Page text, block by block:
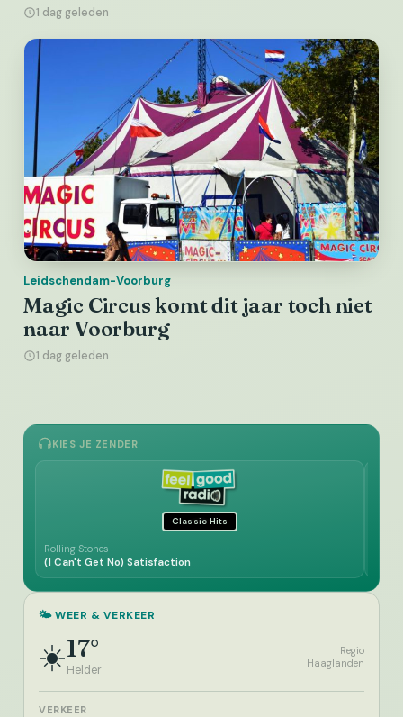
1 dag geleden
Leidschendam-Voorburg
Magic Circus komt dit jaar toch niet
naar Voorburg
1 dag geleden
KIES JE ZENDER
Classic Hits
Rolling Stones
(I Can't Get No) Satisfaction
🌤️ WEER & VERKEER
☀️17°
Helder
Regio
Haaglanden
VERKEER